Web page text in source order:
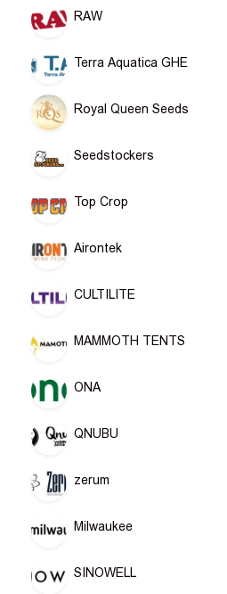
RAW
Terra Aquatica GHE
Royal Queen Seeds
Seedstockers
Top Crop
Airontek
CULTILITE
MAMMOTH TENTS
ONA
QNUBU
zerum
Milwaukee
SINOWELL